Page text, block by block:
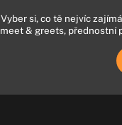
Vyber si, co tě nejvíc
meet & greets, přednostní